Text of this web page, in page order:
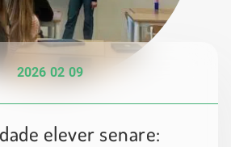
2026 02 09
elever senare: